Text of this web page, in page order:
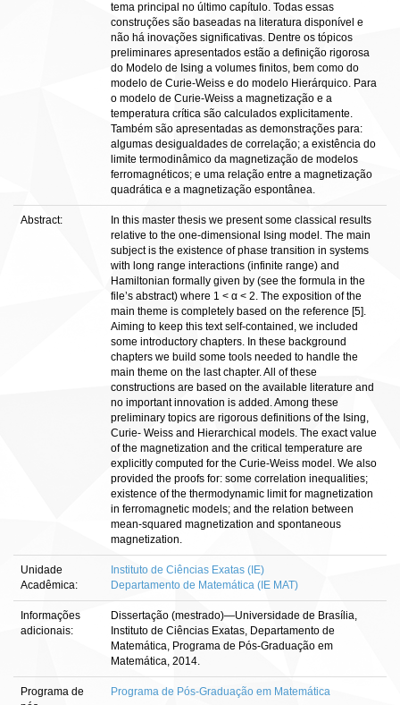
tema principal no último capítulo. Todas essas
construções são baseadas na literatura disponível e
não há inovações significativas. Dentre os tópicos
preliminares apresentados estão a definição rigorosa
do Modelo de Ising a volumes finitos, bem como do
modelo de Curie-Weiss e do modelo Hierárquico. Para
o modelo de Curie-Weiss a magnetização e a
temperatura crítica são calculados explicitamente.
Também são apresentadas as demonstrações para:
algumas desigualdades de correlação; a existência do
limite termodinâmico da magnetização de modelos
ferromagnéticos; e uma relação entre a magnetização
quadrática e a magnetização espontânea.
Abstract:
In this master thesis we present some classical results
relative to the one-dimensional Ising model. The main
subject is the existence of phase transition in systems
with long range interactions (infinite range) and
Hamiltonian formally given by (see the formula in the
file’s abstract) where 1 < α < 2. The exposition of the
main theme is completely based on the reference [5].
Aiming to keep this text self-contained, we included
some introductory chapters. In these background
chapters we build some tools needed to handle the
main theme on the last chapter. All of these
constructions are based on the available literature and
no important innovation is added. Among these
preliminary topics are rigorous definitions of the Ising,
Curie- Weiss and Hierarchical models. The exact value
of the magnetization and the critical temperature are
explicitly computed for the Curie-Weiss model. We also
provided the proofs for: some correlation inequalities;
existence of the thermodynamic limit for magnetization
in ferromagnetic models; and the relation between
mean-squared magnetization and spontaneous
magnetization.
Unidade
Acadêmica:
Instituto de Ciências Exatas (IE)
Departamento de Matemática (IE MAT)
Informações
adicionais:
Dissertação (mestrado)—Universidade de Brasília,
Instituto de Ciências Exatas, Departamento de
Matemática, Programa de Pós-Graduação em
Matemática, 2014.
Programa de
Programa de Pós-Graduação em Matemática